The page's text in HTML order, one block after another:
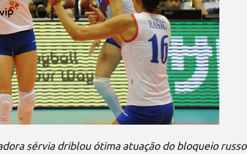
sérvia driblou ótima atuação do bloqueio russo